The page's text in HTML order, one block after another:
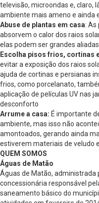
televisão, microondas e, claro,
ambiente mais ameno e ainda
Abuse de plantas em casa:
absorvem o calor dos raios
elas podem ser grandes
Escolha pisos frios, cortinas
evitar a exposição dos raios
ajuda de cortinas e persianas
frios, como porcelanato,
aplicação de películas UV nas
desconforto
Arrume a casa: É importante
ambiente, mas isso não
amontoados, gerando ainda
estiverem materiais de veludo
QUEM SOMOS
Águas de Matão
Águas de Matão, administrada
concessionária responsável
saneamento básico do